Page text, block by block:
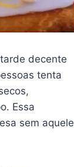
decente
tenta
Essa
sem aquele